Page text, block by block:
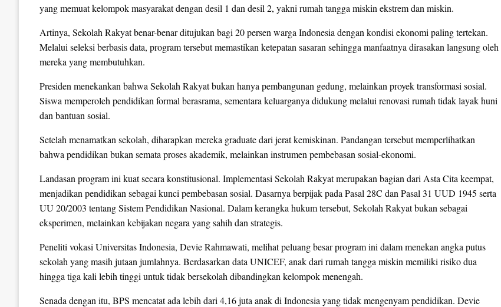
yang memuat kelompok masyarakat dengan desil 1 dan desil 2, yakni rumah tangga miskin ekstrem dan miskin.
Artinya, Sekolah Rakyat benar-benar ditujukan bagi 20 persen warga Indonesia dengan kondisi ekonomi paling tertekan.
Melalui seleksi berbasis data, program tersebut memastikan ketepatan sasaran sehingga manfaatnya dirasakan langsung oleh
mereka yang membutuhkan.
Presiden menekankan bahwa Sekolah Rakyat bukan hanya pembangunan gedung, melainkan proyek transformasi sosial.
Siswa memperoleh pendidikan formal berasrama, sementara keluarganya didukung melalui renovasi rumah tidak layak huni
dan bantuan sosial.
Setelah menamatkan sekolah, diharapkan mereka graduate dari jerat kemiskinan. Pandangan tersebut memperlihatkan
bahwa pendidikan bukan semata proses akademik, melainkan instrumen pembebasan sosial-ekonomi.
Landasan program ini kuat secara konstitusional. Implementasi Sekolah Rakyat merupakan bagian dari Asta Cita keempat,
menjadikan pendidikan sebagai kunci pembebasan sosial. Dasarnya berpijak pada Pasal 28C dan Pasal 31 UUD 1945 serta
UU 20/2003 tentang Sistem Pendidikan Nasional. Dalam kerangka hukum tersebut, Sekolah Rakyat bukan sebagai
eksperimen, melainkan kebijakan negara yang sahih dan strategis.
Peneliti vokasi Universitas Indonesia, Devie Rahmawati, melihat peluang besar program ini dalam menekan angka putus
sekolah yang masih jutaan jumlahnya. Berdasarkan data UNICEF, anak dari rumah tangga miskin memiliki risiko dua
hingga tiga kali lebih tinggi untuk tidak bersekolah dibandingkan kelompok menengah.
Senada dengan itu, BPS mencatat ada lebih dari 4,16 juta anak di Indonesia yang tidak mengenyam pendidikan. Devie